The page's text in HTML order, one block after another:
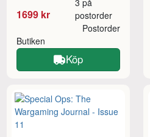
1699 kr
postorder
Butiken
Postorder
Köp